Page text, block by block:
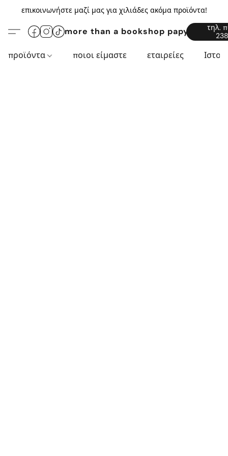
επικοινωνήστε μαζί μας για χιλιάδες ακόμα προϊόντα!
more than a bookshop
τηλ.
προϊόντα ποιοι είμαστε εταιρείες